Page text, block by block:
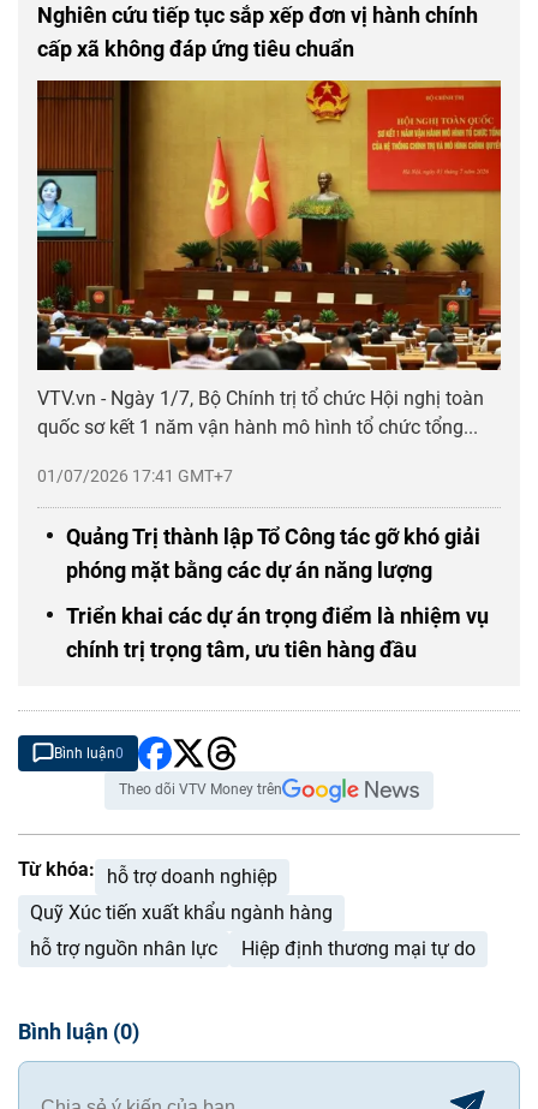
Nghiên cứu tiếp tục sắp xếp đơn vị hành chính
cấp xã không đáp ứng tiêu chuẩn
01/07/2026 17:41 GMT+7
VTV.vn - Ngày 1/7, Bộ Chính trị tổ chức Hội nghị toàn
quốc sơ kết 1 năm vận hành mô hình tổ chức tổng...
Quảng Trị thành lập Tổ Công tác gỡ khó giải
phóng mặt bằng các dự án năng lượng
Triển khai các dự án trọng điểm là nhiệm vụ
chính trị trọng tâm, ưu tiên hàng đầu
Bình luận0
Theo dõi VTV Money trên
Từ khóa:
hỗ trợ doanh nghiệp
Quỹ Xúc tiến xuất khẩu ngành hàng
hỗ trợ nguồn nhân lực
Hiệp định thương mại tự do
Bình luận (0)